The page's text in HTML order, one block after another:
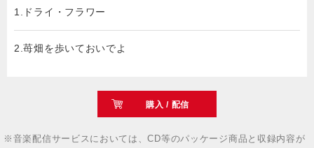
1.ドライ・フラワー
2.苺畑を歩いておいでよ
購入 / 配信
※音楽配信サービスにおいては、CD等のパッケージ商品と収録内容が